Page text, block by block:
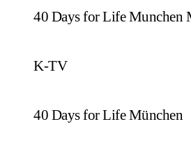
40 Days for Life Munchen
K-TV
40 Days for Life München